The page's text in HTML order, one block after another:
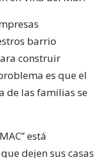
barrio
construir
es que el
de las familias se
está
dejen sus casas